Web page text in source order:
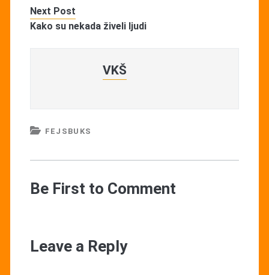
Next Post
Kako su nekada živeli ljudi
VKŠ
FEJSBUKS
Be First to Comment
Leave a Reply